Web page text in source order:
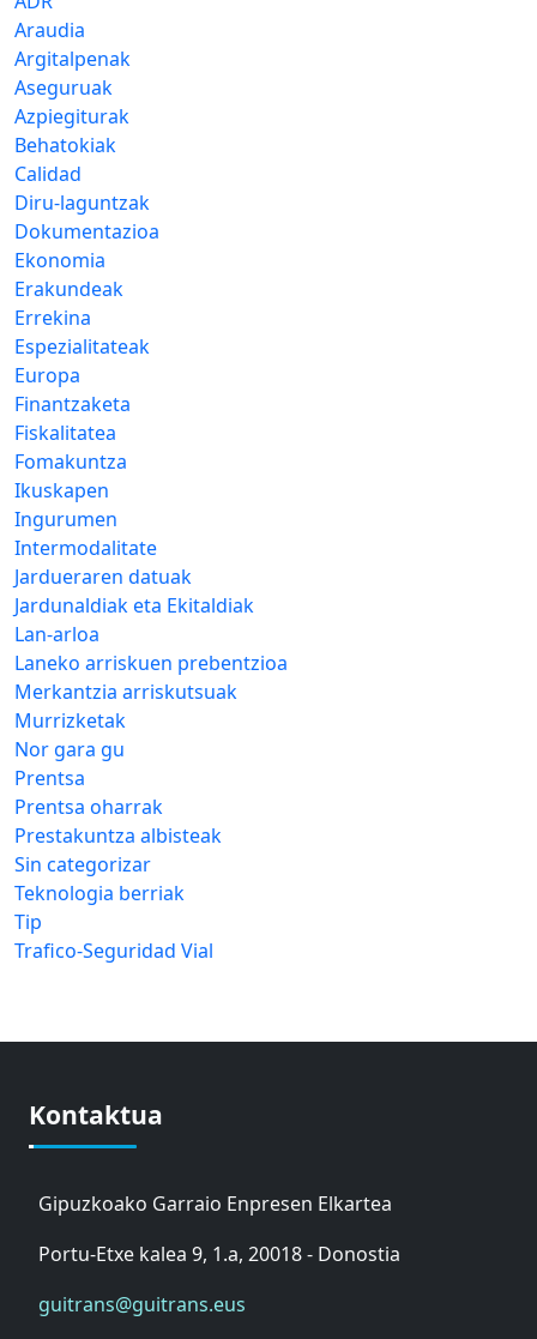
Araudia
Argitalpenak
Aseguruak
Azpiegiturak
Behatokiak
Calidad
Diru-laguntzak
Dokumentazioa
Ekonomia
Erakundeak
Errekina
Espezialitateak
Europa
Finantzaketa
Fiskalitatea
Fomakuntza
Ikuskapen
Ingurumen
Intermodalitate
Jardueraren datuak
Jardunaldiak eta Ekitaldiak
Lan-arloa
Laneko arriskuen prebentzioa
Merkantzia arriskutsuak
Murrizketak
Nor gara gu
Prentsa
Prentsa oharrak
Prestakuntza albisteak
Sin categorizar
Teknologia berriak
Tip
Trafico-Seguridad Vial
Kontaktua
Gipuzkoako Garraio Enpresen Elkartea
Portu-Etxe kalea 9, 1.a, 20018 - Donostia
guitrans@guitrans.eus